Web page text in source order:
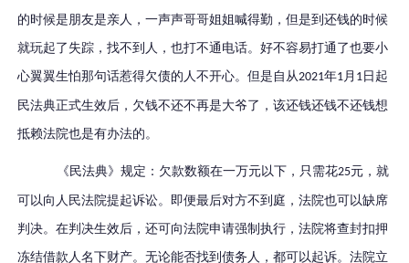
的时候是朋友是亲人，一声声哥哥姐姐喊得勤，但是到还钱的时候
就玩起了失踪，找不到人，也打不通电话。好不容易打通了也要小
心翼翼生怕那句话惹得欠债的人不开心。但是自从2021年1月 1 日起
民法典正式生效后， 欠钱不还不再是大爷了，该还钱还钱不还钱想
抵赖法院也是有办法的。
《民法典》规定：欠款数额在一万元以下，只需花25元，就
可以向人民法院提起诉讼。即便最后对方不到庭，法院也可以缺席
判决。在判决生效后，还可向法院申请强制执行，法院将查封扣押
冻结借款人名下财产。无论能否找到债务人，都可以起诉。法院立